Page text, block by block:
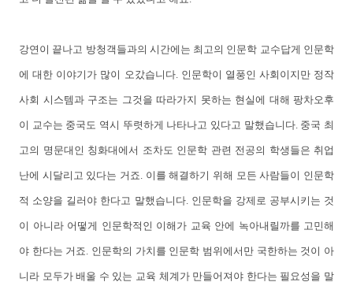
강연이 끝나고 방청객들과의 시간에는 최고의 인문학 교수답게 인문학
에 대한 이야기가 많이 오갔습니다. 인문학이 열풍인 사회이지만 정작
사회 시스템과 구조는 그것을 따라가지 못하는 현실에 대해 팡차오후
이 교수는 중국도 역시 뚜렷하게 나타나고 있다고 말했습니다. 중국 최
고의 명문대인 칭화대에서 조차도 인문학 관련 전공의 학생들은 취업
난에 시달리고 있다는 거죠. 이를 해결하기 위해 모든 사람들이 인문학
적 소양을 길러야 한다고 말했습니다. 인문학을 강제로 공부시키는 것
이 아니라 어떻게 인문학적인 이해가 교육 안에 녹아내릴까를 고민해
야 한다는 거죠. 인문학의 가치를 인문학 범위에서만 국한하는 것이 아
니라 모두가 배울 수 있는 교육 체계가 만들어져야 한다는 필요성을 말